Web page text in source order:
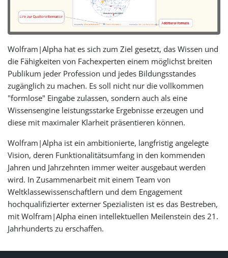
Wolfram|Alpha hat es sich zum Ziel gesetzt, das Wissen und
die Fähigkeiten von Fachexperten einem möglichst breiten
Publikum jeder Profession und jedes Bildungsstandes
zugänglich zu machen. Es soll nicht nur die vollkommen
"formlose" Eingabe zulassen, sondern auch als eine
Wissensengine leistungsstarke Ergebnisse erzeugen und
diese mit maximaler Klarheit präsentieren können.
Wolfram|Alpha ist ein ambitionierte, langfristig angelegte
Vision, deren Funktionalitätsumfang in den kommenden
Jahren und Jahrzehnten immer weiter ausgebaut werden
wird. In Zusammenarbeit mit einem Team von
Weltklassewissenschaftlern und dem Engagement
hochqualifizierter externer Spezialisten ist es das Bestreben,
mit Wolfram|Alpha einen intellektuellen Meilenstein des 21.
Jahrhunderts zu erschaffen.